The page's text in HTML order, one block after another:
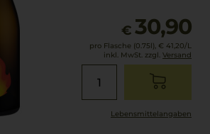
€ 30,90
pro Flasche (0.75l), € 41,20/L
inkl. MwSt. zzgl. Versand
Lebensmittel­angaben